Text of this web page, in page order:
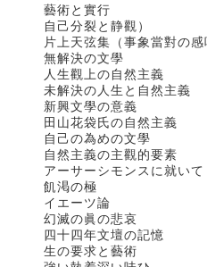
藝術と實行
自己分裂と静觀）
片上天弦集（事象當對の
無解決の文學
人生觀上の自然主義
未解決の人生と自然主義
新興文學の意義
田山花袋氏の自然主義
自己の為めの文學
自然主義の主觀的要素
アーサーシモンスに就いて
飢渇の極
イエーツ論
幻滅の眞の悲哀
四十四年文壇の記憶
生の要求と藝術